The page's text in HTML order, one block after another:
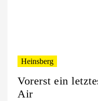
Heinsberg
Vorerst ein
Air